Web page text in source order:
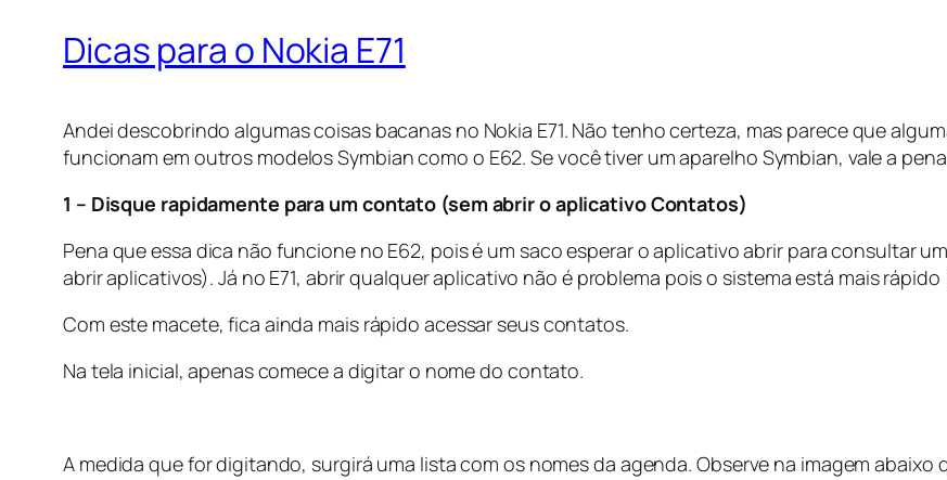
Dicas para o Nokia E71
Andei descobrindo algumas coisas bacanas no Nokia E71. Não tenho certeza, mas parece que
funcionam em outros modelos Symbian como o E62. Se você tiver um aparelho Symbian, vale a
1 – Disque rapidamente para um contato (sem abrir o aplicativo Contatos)
Pena que essa dica não funcione no E62, pois é um saco esperar o aplicativo abrir para consultar
abrir aplicativos). Já no E71, abrir qualquer aplicativo não é problema pois o sistema está mais
Com este macete, fica ainda mais rápido acessar seus contatos.
Na tela inicial, apenas comece a digitar o nome do contato.
A medida que for digitando, surgirá uma lista com os nomes da agenda. Observe na imagem abaixo